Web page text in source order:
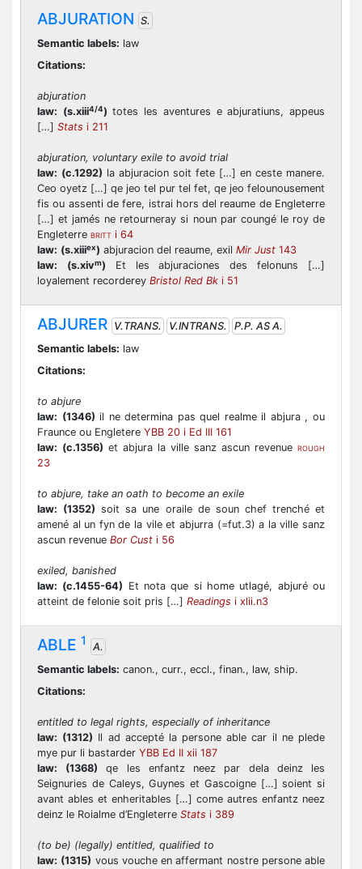
ABJURATION S.
Semantic labels: law
Citations:
abjuration
law: (s.xiii4/4) totes les aventures e abjuratiuns, appeus
[…] Stats i 211
abjuration, voluntary exile to avoid trial
law: (c.1292) la abjuracion soit fete […] en ceste manere.
Ceo oyetz […] qe jeo tel pur tel fet, qe jeo felounousement
fis ou assenti de fere, istrai hors del reaume de Engleterre
[…] et jamés ne retourneray si noun par coungé le roy de
Engleterre BRITT i 64
law: (s.xiiiex) abjuracion del reaume, exil Mir Just 143
law:
(s.xivm) Et les abjuraciones des felonuns […]
loyalement recorderey Bristol Red Bk i 51
ABJURER V.TRANS. V.INTRANS.
P.P. AS A.
Semantic labels: law
Citations:
to abjure
law: (1346) il ne determina pas quel realme il abjura , ou
Fraunce ou Engletere YBB 20 i Ed III 161
law: (c.1356) et abjura la ville sanz ascun revenue ROUGH
23
to abjure, take an oath to become an exile
law: (1352) soit sa une oraile de soun chef trenché et
amené al un fyn de la vile et abjurra (=fut.3) a la ville sanz
ascun revenue Bor Cust i 56
exiled, banished
law: (c.1455-64) Et nota que si home utlagé, abjuré ou
atteint de felonie soit pris […] Readings i xlii.n3
ABLE 1
A.
Semantic labels: canon., curr., eccl., finan., law, ship.
Citations:
entitled to legal rights, especially of inheritance
law: (1312) Il ad accepté la persone able car il ne plede
mye pur li bastarder YBB Ed II xii 187
law:
(1368) qe les enfantz neez par dela deinz les
Seignuries de Caleys, Guynes et Gascoigne […] soient si
avant ables et enheritables […] come autres enfantz neez
deinz le Roialme d’Engleterre Stats i 389
(to be) (legally) entitled, qualified to
law: (1315) vous vouche en affermant nostre persone able